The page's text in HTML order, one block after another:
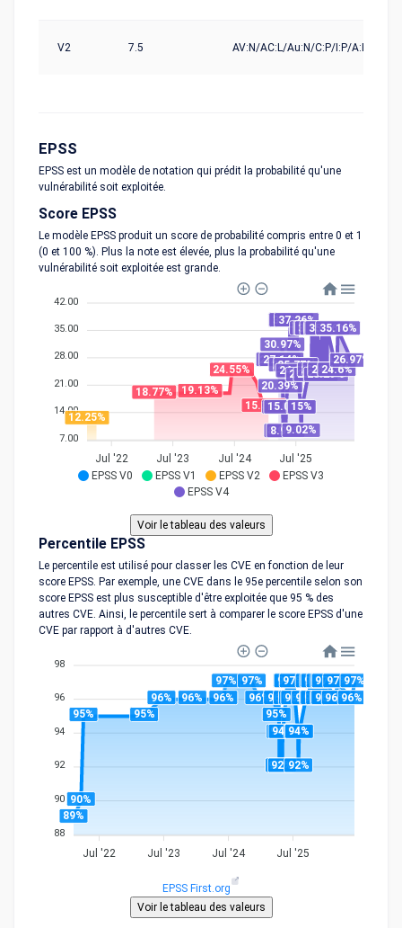
V2 7.5 AV:N/AC:L/Au:N/C:P/I:P/A:P
EPSS
EPSS est un modèle de notation qui prédit la probabilité qu'une
vulnérabilité soit exploitée.
Score EPSS
Le modèle EPSS produit un score de probabilité compris entre 0 et 1
(0 et 100 %). Plus la note est élevée, plus la probabilité qu'une
vulnérabilité soit exploitée est grande.
EPSS V0 EPSS V1 EPSS V2
EPSS V3
EPSS V4
42.00
35.00
28.00
21.00
14.00
7.00
12.25%
18.77% 19.13%
24.55%
15.39%
27.14%
20.39%
27.14%
30.97%
8.93%
15.02%
8.93%
15.02%
37.26%
25.77%
37.26%
25.77%
37.26%
24.27%
15%
9.02%
15%
23.29%
35.16%
23.29%
35.16%
24.6%
35.16%
24.6%
35.16%
23.29%
35.16%
24.6%
35.16%
24.6%
35.16%
26.97%
Jul '22 Jul '23 Jul '24 Jul '25
Percentile EPSS
Le percentile est utilisé pour classer les CVE en fonction de leur
score EPSS. Par exemple, une CVE dans le 95e percentile selon son
score EPSS est plus susceptible d'être exploitée que 95 % des
autres CVE. Ainsi, le percentile sert à comparer le score EPSS d'une
CVE par rapport à d'autres CVE.
98
96
94
92
90
88
89%
90%
95% 95%
96% 96% 96%
97% 97%
96%
95%
96%
92%
94%
92%
94%
97%
96%
97%
96%
97%
96%
94%
92%
94%
96%
97%
96%
97%
96%
97%
96%
97%
96%
97%
96%
97%
96%
97%
96%
97%
Jul '22 Jul '23 Jul '24 Jul '25
EPSS First.org